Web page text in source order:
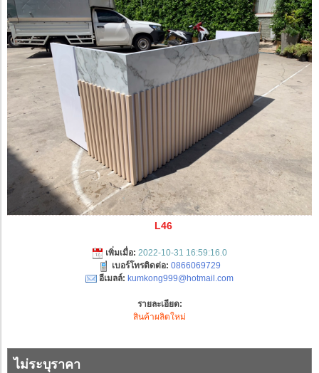
L46
เพิ่มเมื่อ: 2022-10-31 16:59:16.0
เบอร์โทรติดต่อ: 0866069729
อีเมลล์: kumkong999@hotmail.com
รายละเอียด:
สินค้าผลิตใหม่
ไม่ระบุราคา